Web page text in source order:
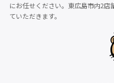
にお任せください。東広島市内2
ていただきます。